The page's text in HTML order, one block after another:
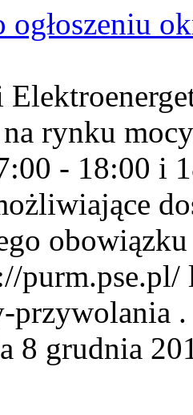
na rynku
- 18:00 i
przywolania
8 grudnia